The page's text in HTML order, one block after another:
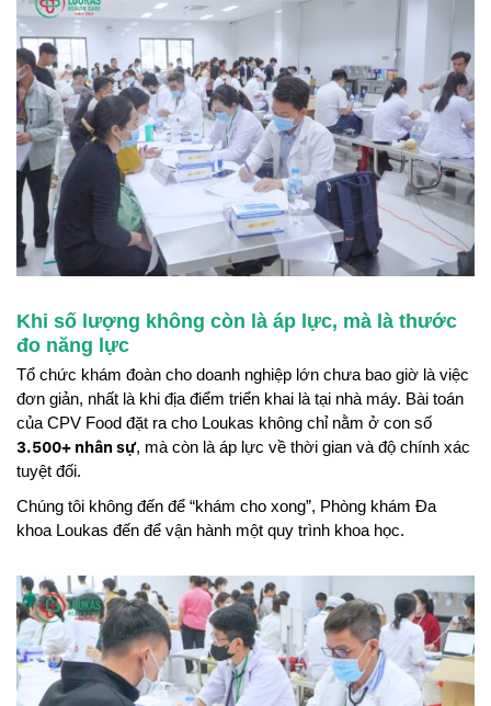
Khi số lượng không còn là áp lực, mà là thước
đo năng lực
Tổ chức khám đoàn cho doanh nghiệp lớn chưa bao giờ là việc
đơn giản, nhất là khi địa điểm triển khai là tại nhà máy. Bài toán
của CPV Food đặt ra cho Loukas không chỉ nằm ở con số
3.500+ nhân sự, mà còn là áp lực về thời gian và độ chính xác
tuyệt đối.
Chúng tôi không đến để “khám cho xong”, Phòng khám Đa
khoa Loukas đến để vận hành một quy trình khoa học.